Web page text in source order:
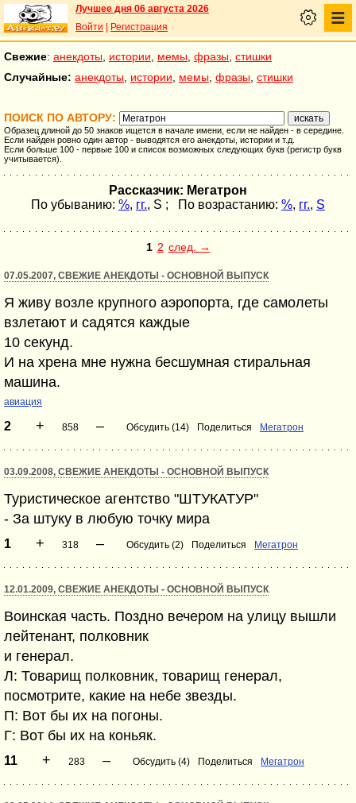
Лучшее дня 06 августа 2026
Войти
Регистрация
Свежие: анекдоты истории мемы фразы стишки
Случайные: анекдоты истории мемы фразы стишки
ПОИСК ПО АВТОРУ:
Образец длиной до 50 знаков ищется в начале имени, если не найден - в середине.
Если найден ровно один автор - выводятся его анекдоты, истории и т.д.
Если больше 100 - первые 100 и список возможных следующих букв (регистр букв
учитывается).
Рассказчик: Мегатрон
По убыванию: %, гг., S ; По возрастанию: %, гг., S
1 2 след. →
07.05.2007, СВЕЖИЕ АНЕКДОТЫ - ОСНОВНОЙ ВЫПУСК
Я живу возле крупного аэропорта, где самолеты
взлетают и садятся каждые
10 секунд.
И на хрена мне нужна бесшумная стиральная
машина.
авиация
2 + 858 – Обсудить (14) Поделиться Мегатрон
03.09.2008, СВЕЖИЕ АНЕКДОТЫ - ОСНОВНОЙ ВЫПУСК
Туристическое агентство "ШТУКАТУР"
- За штуку в любую точку мира
1 + 318 – Обсудить (2) Поделиться Мегатрон
12.01.2009, СВЕЖИЕ АНЕКДОТЫ - ОСНОВНОЙ ВЫПУСК
Воинская часть. Поздно вечером на улицу вышли
лейтенант, полковник
и генерал.
Л: Товарищ полковник, товарищ генерал,
посмотрите, какие на небе звезды.
П: Вот бы их на погоны.
Г: Вот бы их на коньяк.
11 + 283 – Обсудить (4) Поделиться Мегатрон